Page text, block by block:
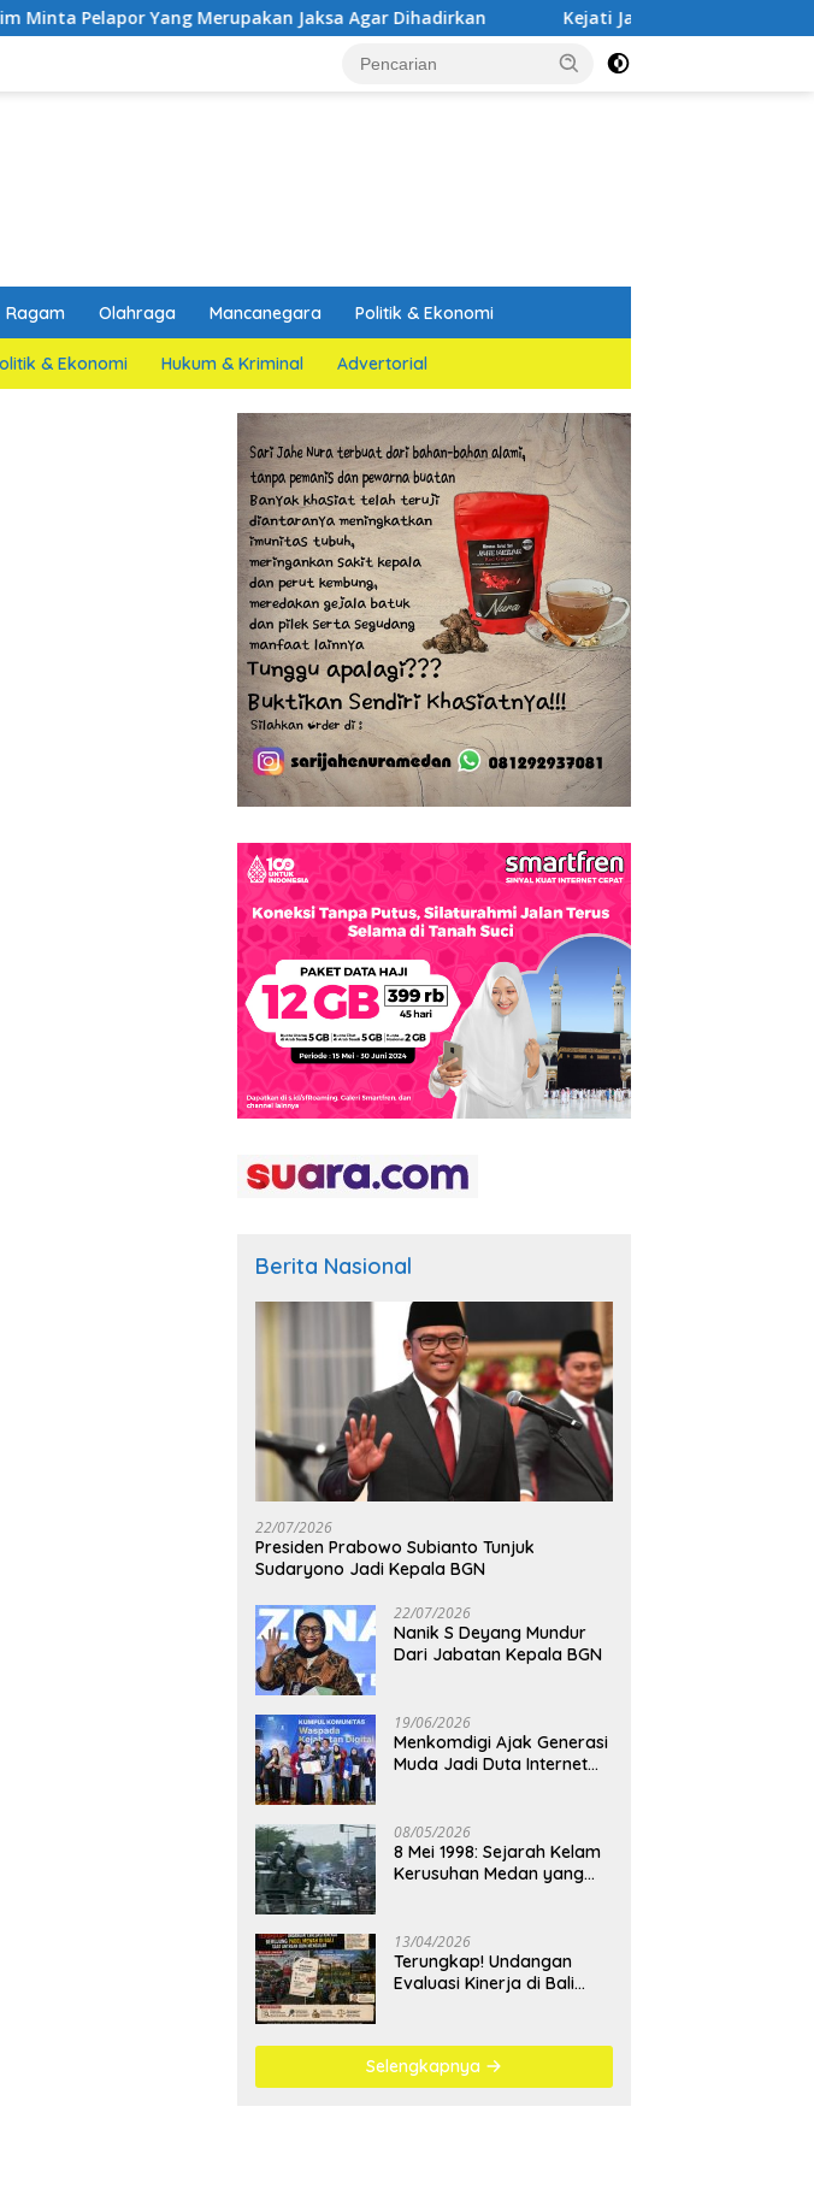
Yang Merupakan Jaksa Agar Dihadirkan Kejati Jatim dan PGN Bangun Sinergi
Ragam Olahraga Mancanegara Politik & Ekonomi
& Ekonomi Hukum & Kriminal Advertorial
Berita Nasional
22/07/2026
Presiden Prabowo Subianto Tunjuk
Sudaryono Jadi Kepala BGN
22/07/2026
Nanik S Deyang Mundur
Dari Jabatan Kepala BGN
19/06/2026
Menkomdigi Ajak Generasi
Muda Jadi Duta Internet
08/05/2026
8 Mei 1998: Sejarah Kelam
Kerusuhan Medan yang
13/04/2026
Terungkap! Undangan
Evaluasi Kinerja di Bali
Mengular
Selengkapnya